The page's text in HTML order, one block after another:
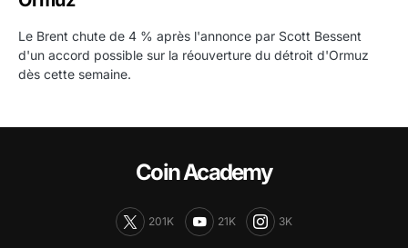
Le Brent chute de 4 % après l'annonce par Scott Bessent
d'un accord possible sur la réouverture du détroit d'Ormuz
dès cette semaine.
Coin Academy
201K 21K 3K